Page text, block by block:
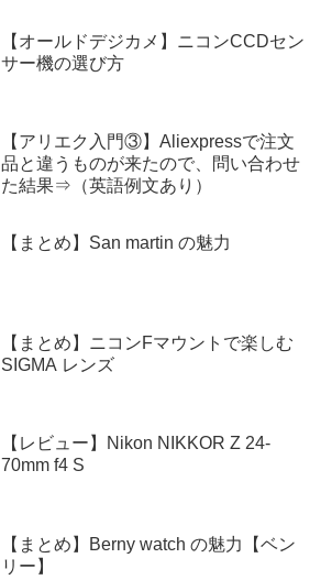
【オールドデジカメ】ニコンCCDセン
サー機の選び方
【アリエク入門③】Aliexpressで注文
品と違うものが来たので、問い合わせ
た結果⇒（英語例文あり）
【まとめ】San martin の魅力
【まとめ】ニコンFマウントで楽しむ
SIGMA レンズ
【レビュー】Nikon NIKKOR Z 24-
70mm f4 S
【まとめ】Berny watch の魅力【ベン
リー】